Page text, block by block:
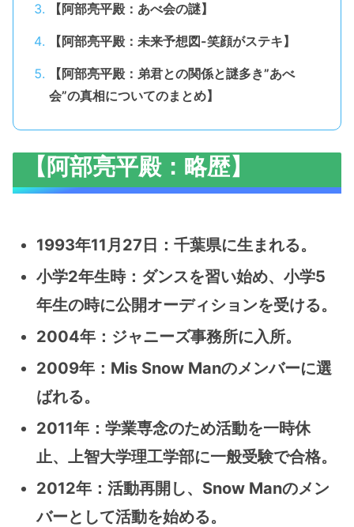
【阿部亮平殿：あべ会の謎】
【阿部亮平殿：未来予想図-笑顔がステキ】
【阿部亮平殿：弟君との関係と謎多き”あべ
会”の真相についてのまとめ】
【阿部亮平殿：略歴】
1993年11月27日：千葉県に生まれる。
小学2年生時：ダンスを習い始め、小学5
年生の時に公開オーディションを受ける。
2004年：ジャニーズ事務所に入所。
2009年：Mis Snow Manのメンバーに選
ばれる。
2011年：学業専念のため活動を一時休
止、上智大学理工学部に一般受験で合格。
2012年：活動再開し、Snow Manのメン
バーとして活動を始める。